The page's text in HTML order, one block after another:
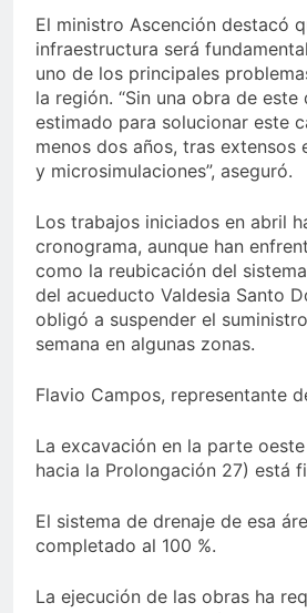
El ministro Ascención destacó
infraestructura será
uno de los principales
la región. “Sin una obra de
estimado para solucionar este
menos dos años, tras extensos
y microsimulaciones”, aseguró.
Los trabajos iniciados en abril
cronograma, aunque han
como la reubicación del
del acueducto Valdesia Santo
obligó a suspender el
semana en algunas zonas.
Flavio Campos, representante
La excavación en la parte
hacia la Prolongación 27) está
El sistema de drenaje de esa
completado al 100 %.
La ejecución de las obras ha